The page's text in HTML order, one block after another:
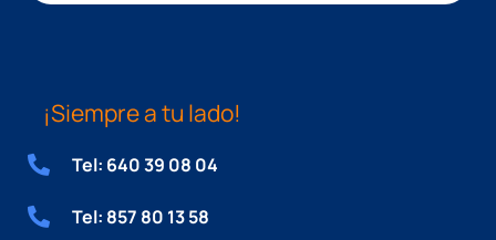
¡Siempre a tu lado!
Tel: 640 39 08 04
Tel: 857 80 13 58